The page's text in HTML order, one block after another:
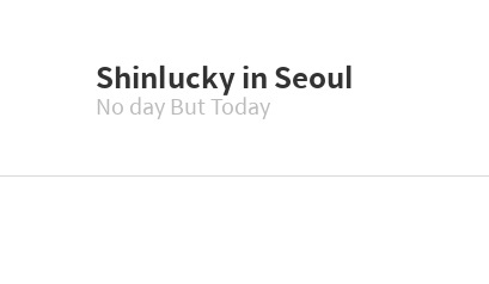
Shinlucky in Seoul
No day But Today